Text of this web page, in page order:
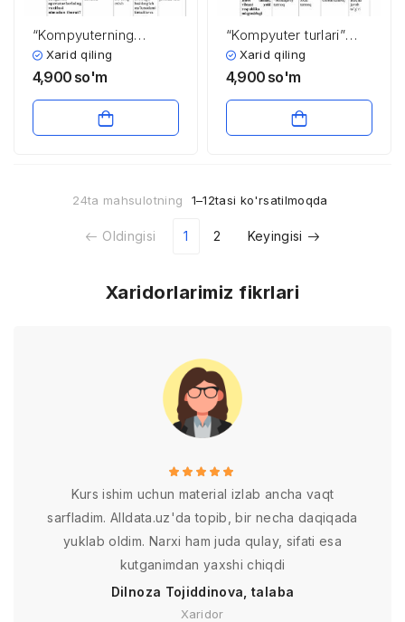
“Kompyuterning
zamonaviy dasturiy
ta’minoti va axborot
fanidan magistrlar
uchun testlar to’plami
Xarid qiling
4,900 so'm
“Kompyuter turlari”
fanidan magistrlar
uchun testlar to’plami
Xarid qiling
4,900 so'm
24ta mahsulotning 1–12tasi ko'rsatilmoqda
Oldingisi 1 2 Keyingisi
Xaridorlarimiz fikrlari
Kurs ishim uchun material izlab ancha vaqt
sarfladim. Alldata.uz'da topib, bir necha daqiqada
yuklab oldim. Narxi ham juda qulay, sifati esa
kutganimdan yaxshi chiqdi
Dilnoza Tojiddinova, talaba
Xaridor